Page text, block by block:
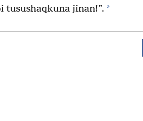
tusushaqkuna jinan!”. *